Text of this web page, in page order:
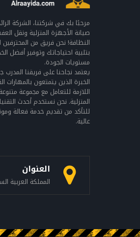
بانتظام للتأكد من
تلف في الحزام، فقد
عن العمل. التحقق من
دوران الغسالة بانتظام،
غير طبيعية، فقد يشير
في الأنابيب أو الحزام.
المواد الكيميائية يجب
المواد الكيميائية مثل
وغيرها، وتجنب
يمكن أن تتراكم في
جميع أجزائه، وفي
يجب استدعاء فني صيانة
الإرشادات الصحيحة
الإرشادات الصحيحة
يجب الاهتمام بصيانة
مرحبًا بك في شركتنا، الشركة
صيانة الأجهزة المنزلية ونقل
النظافة! نحن فريق من المحترفين
بتلبية احتياجاتك وتوفير أفضل
مستويات الجودة.
يعتمد نجاحنا على فريقنا المدرب
الخبرة الذين يتمتعون بالمهارات
اللازمة للتعامل مع مجموعة
المنزلية. نحن نستخدم أحدث
للتأكد من تقديم خدمة فعالة
عالية.
العنوان
المملكة العربية